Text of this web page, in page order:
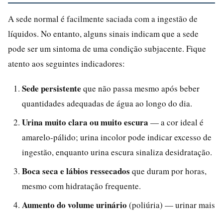
A sede normal é facilmente saciada com a ingestão de
líquidos. No entanto, alguns sinais indicam que a sede
pode ser um sintoma de uma condição subjacente. Fique
atento aos seguintes indicadores:
Sede persistente que não passa mesmo após beber
quantidades adequadas de água ao longo do dia.
Urina muito clara ou muito escura — a cor ideal é
amarelo-pálido; urina incolor pode indicar excesso de
ingestão, enquanto urina escura sinaliza desidratação.
Boca seca e lábios ressecados que duram por horas,
mesmo com hidratação frequente.
Aumento do volume urinário (poliúria) — urinar mais